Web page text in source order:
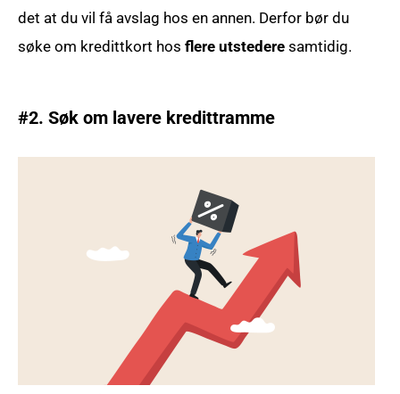
det at du vil få avslag hos en annen. Derfor bør du
søke om kredittkort hosflere utstedere samtidig.
#2. Søk om lavere kredittramme